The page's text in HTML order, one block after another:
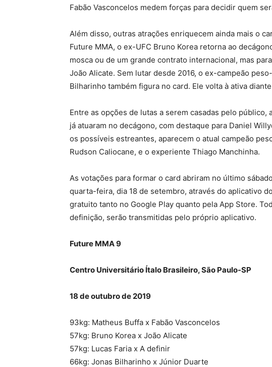
Fabão Vasconcelos medem forças para decidir quem
Além disso, outras atrações enriquecem ainda mais o
Future MMA, o ex-UFC Bruno Korea retorna ao
mosca ou de um grande contrato internacional, mas
João Alicate. Sem lutar desde 2016, o ex-campeão
Bilharinho também figura no card. Ele volta à ativa
Entre as opções de lutas a serem casadas pelo público,
já atuaram no decágono, com destaque para Daniel
os possíveis estreantes, aparecem o atual campeão
Rudson Caliocane, e o experiente Thiago Manchinha.
As votações para formar o card abriram no último
quarta-feira, dia 18 de setembro, através do aplicativo
gratuito tanto no Google Play quanto pela App Store.
definição, serão transmitidas pelo próprio aplicativo.
Future MMA 9
Centro Universitário Ítalo Brasileiro, São Paulo-SP
18 de outubro de 2019
93kg: Matheus Buffa x Fabão Vasconcelos
57kg: Bruno Korea x João Alicate
57kg: Lucas Faria x A definir
66kg: Jonas Bilharinho x Júnior Duarte